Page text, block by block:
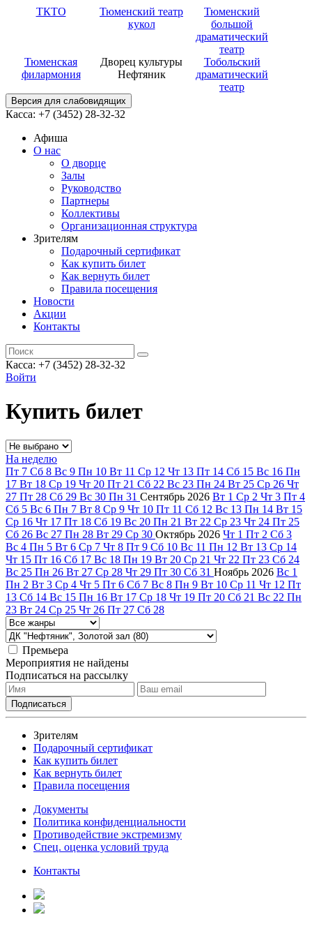
ТКТО
Тюменский театр
кукол
Тюменский
большой
драматический
театр
Тюменская
филармония
Дворец культуры
Нефтяник
Тобольский
драматический
театр
Версия для слабовидящих
Касса: +7 (3452) 28-32-32
Афиша
О нас
О дворце
Залы
Руководство
Партнеры
Коллективы
Организационная структура
Зрителям
Подарочный сертификат
Как купить билет
Как вернуть билет
Правила посещения
Новости
Акции
Контакты
Касса: +7 (3452) 28-32-32
Войти
Купить билет
На неделю
Пт 7 Сб 8 Вс 9 Пн 10 Вт 11 Ср 12 Чт 13 Пт 14 Сб 15 Вс 16 Пн
17 Вт 18 Ср 19 Чт 20 Пт 21 Сб 22 Вс 23 Пн 24 Вт 25 Ср 26 Чт
27 Пт 28 Сб 29 Вс 30 Пн 31 Сентябрь 2026 Вт 1 Ср 2 Чт 3 Пт 4
Сб 5 Вс 6 Пн 7 Вт 8 Ср 9 Чт 10 Пт 11 Сб 12 Вс 13 Пн 14 Вт 15
Ср 16 Чт 17 Пт 18 Сб 19 Вс 20 Пн 21 Вт 22 Ср 23 Чт 24 Пт 25
Сб 26 Вс 27 Пн 28 Вт 29 Ср 30 Октябрь 2026 Чт 1 Пт 2 Сб 3
Вс 4 Пн 5 Вт 6 Ср 7 Чт 8 Пт 9 Сб 10 Вс 11 Пн 12 Вт 13 Ср 14
Чт 15 Пт 16 Сб 17 Вс 18 Пн 19 Вт 20 Ср 21 Чт 22 Пт 23 Сб 24
Вс 25 Пн 26 Вт 27 Ср 28 Чт 29 Пт 30 Сб 31 Ноябрь 2026 Вс 1
Пн 2 Вт 3 Ср 4 Чт 5 Пт 6 Сб 7 Вс 8 Пн 9 Вт 10 Ср 11 Чт 12 Пт
13 Сб 14 Вс 15 Пн 16 Вт 17 Ср 18 Чт 19 Пт 20 Сб 21 Вс 22 Пн
23 Вт 24 Ср 25 Чт 26 Пт 27 Сб 28
Премьера
Мероприятия не найдены
Подписаться на рассылку
Зрителям
Подарочный сертификат
Как купить билет
Как вернуть билет
Правила посещения
Документы
Политика конфиденциальности
Противодействие экстремизму
Спец. оценка условий труда
Контакты